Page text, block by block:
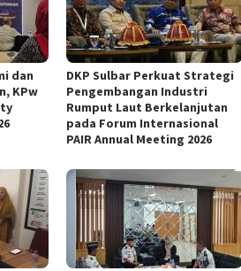
dan
KPw
DKP Sulbar Perkuat Strategi
Pengembangan Industri
Rumput Laut Berkelanjutan
pada Forum Internasional
PAIR Annual Meeting 2026